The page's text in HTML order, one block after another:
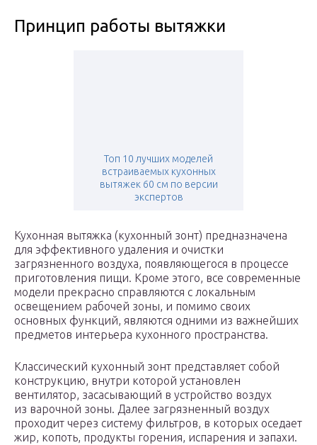
Принцип работы вытяжки
Топ 10 лучших моделей
встраиваемых кухонных
вытяжек 60 см по версии
экспертов
Кухонная вытяжка (кухонный зонт) предназначена
для эффективного удаления и очистки
загрязненного воздуха, появляющегося в процессе
приготовления пищи. Кроме этого, все современные
модели прекрасно справляются с локальным
освещением рабочей зоны, и помимо своих
основных функций, являются одними из важнейших
предметов интерьера кухонного пространства.
Классический кухонный зонт представляет собой
конструкцию, внутри которой установлен
вентилятор, засасывающий в устройство воздух
из варочной зоны. Далее загрязненный воздух
проходит через систему фильтров, в которых оседает
жир, копоть, продукты горения, испарения и запахи.